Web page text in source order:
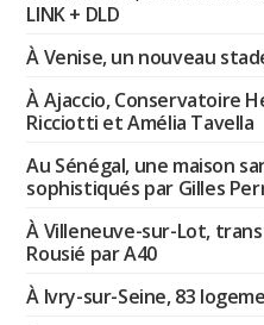
LINK + DLD
À Venise, un nouveau
À Ajaccio, Conservatoire
Ricciotti et Amélia Tavella
Au Sénégal, une maison
sophistiqués par Gilles
À Villeneuve-sur-Lot,
Rousié par A40
À Ivry-sur-Seine, 83